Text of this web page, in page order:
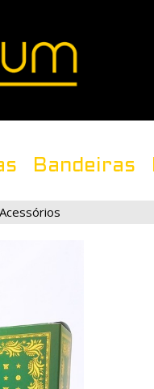
Bandeiras
Acessórios